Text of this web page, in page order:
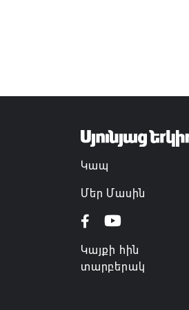
Կապ
Մեր Մասին
Կայքի հին
տարբերակ